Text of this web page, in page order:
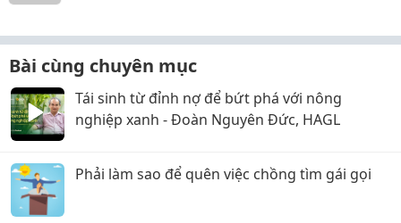
Bài cùng chuyên mục
Tái sinh từ đỉnh nợ để bứt phá với nông
nghiệp xanh - Đoàn Nguyên Đức, HAGL
Phải làm sao để quên việc chồng tìm gái gọi